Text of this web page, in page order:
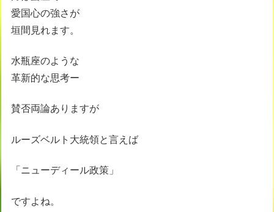
愛国心の強さが
垣間見れます。
水瓶座のような
革新的な思考ー
賛否両論ありますが
ルーズベルト大統領と言えば
「ニューディール政策」
ですよね。